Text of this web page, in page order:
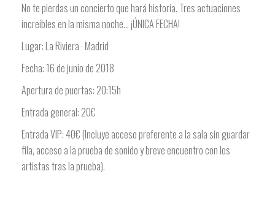
No te pierdas un concierto que hará historia. Tres actuaciones
increíbles en la misma noche… ¡ÚNICA FECHA!
Lugar: La Riviera · Madrid
Fecha: 16 de junio de 2018
Apertura de puertas: 20:15h
Entrada general: 20€
Entrada VIP: 40€ (Incluye acceso preferente a la sala sin guardar
fila, acceso a la prueba de sonido y breve encuentro con los
artistas tras la prueba).